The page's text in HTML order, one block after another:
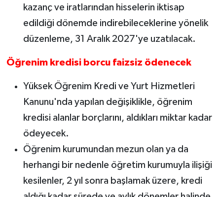
kazanç ve iratlarından hisselerin iktisap
edildiği dönemde indirebileceklerine yönelik
düzenleme, 31 Aralık 2027'ye uzatılacak.
Öğrenim kredisi borcu faizsiz ödenecek
Yüksek Öğrenim Kredi ve Yurt Hizmetleri
Kanunu'nda yapılan değişiklikle, öğrenim
kredisi alanlar borçlarını, aldıkları miktar kadar
ödeyecek.
Öğrenim kurumundan mezun olan ya da
herhangi bir nedenle öğretim kurumuyla ilişiği
kesilenler, 2 yıl sonra başlamak üzere, kredi